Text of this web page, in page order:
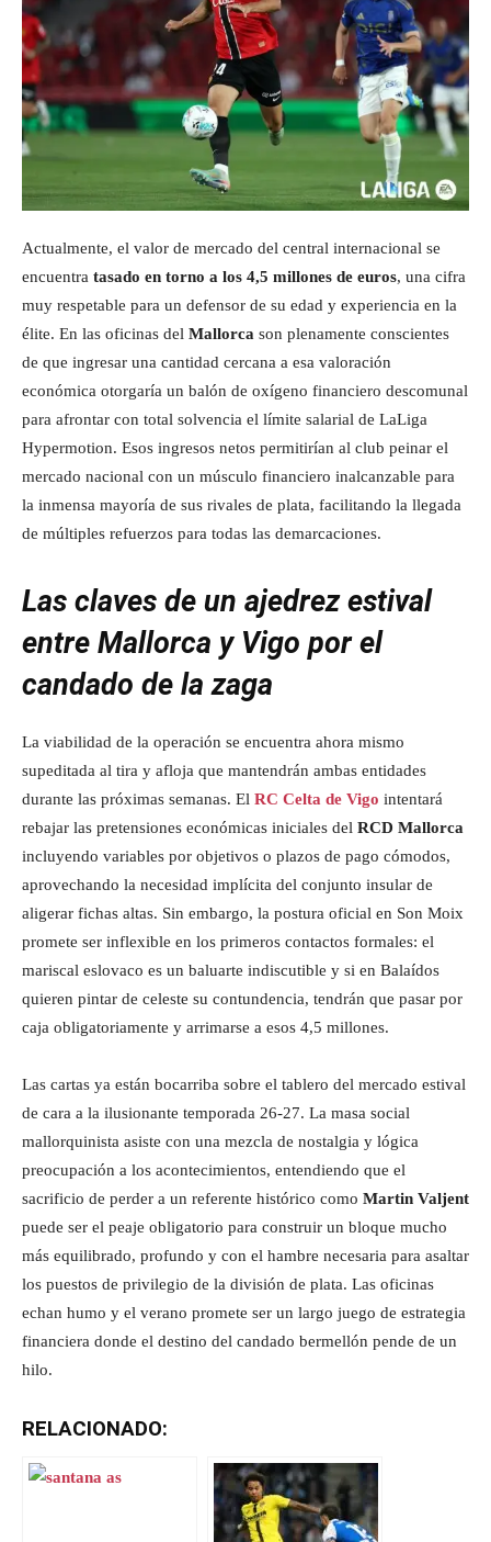
Actualmente, el valor de mercado del central internacional se
encuentra tasado en torno a los 4,5 millones de euros, una cifra
muy respetable para un defensor de su edad y experiencia en la
élite. En las oficinas del Mallorca son plenamente conscientes
de que ingresar una cantidad cercana a esa valoración
económica otorgaría un balón de oxígeno financiero descomunal
para afrontar con total solvencia el límite salarial de LaLiga
Hypermotion. Esos ingresos netos permitirían al club peinar el
mercado nacional con un músculo financiero inalcanzable para
la inmensa mayoría de sus rivales de plata, facilitando la llegada
de múltiples refuerzos para todas las demarcaciones.
Las claves de un ajedrez estival
entre Mallorca y Vigo por el
candado de la zaga
La viabilidad de la operación se encuentra ahora mismo
supeditada al tira y afloja que mantendrán ambas entidades
durante las próximas semanas. El RC Celta de Vigo intentará
rebajar las pretensiones económicas iniciales del RCD Mallorca
incluyendo variables por objetivos o plazos de pago cómodos,
aprovechando la necesidad implícita del conjunto insular de
aligerar fichas altas. Sin embargo, la postura oficial en Son Moix
promete ser inflexible en los primeros contactos formales: el
mariscal eslovaco es un baluarte indiscutible y si en Balaídos
quieren pintar de celeste su contundencia, tendrán que pasar por
caja obligatoriamente y arrimarse a esos 4,5 millones.
Las cartas ya están bocarriba sobre el tablero del mercado estival
de cara a la ilusionante temporada 26-27. La masa social
mallorquinista asiste con una mezcla de nostalgia y lógica
preocupación a los acontecimientos, entendiendo que el
sacrificio de perder a un referente histórico como Martin Valjent
puede ser el peaje obligatorio para construir un bloque mucho
más equilibrado, profundo y con el hambre necesaria para asaltar
los puestos de privilegio de la división de plata. Las oficinas
echan humo y el verano promete ser un largo juego de estrategia
financiera donde el destino del candado bermellón pende de un
hilo.
RELACIONADO: